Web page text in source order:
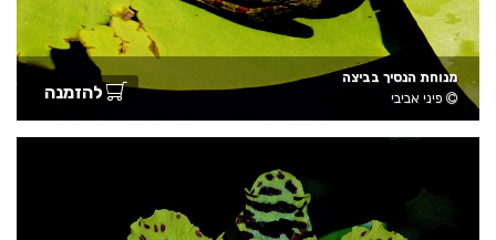
מנוחת הנסיך בביצה
פיני אביבי
להזמנה